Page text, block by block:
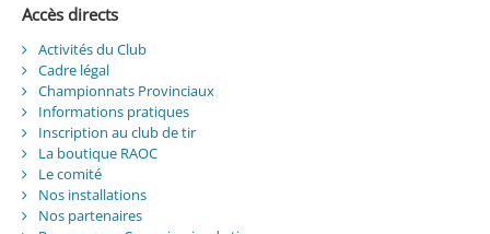
Accès directs
Activités du Club
Cadre légal
Championnats Provinciaux
Informations pratiques
Inscription au club de tir
La boutique RAOC
Le comité
Nos installations
Nos partenaires